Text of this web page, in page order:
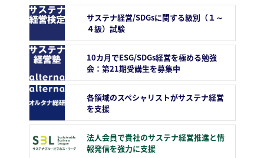
サステナ経営/SDGsに関する級別（１～
４級）試験
10カ月でESG/SDGs経営を極める勉強
会：第21期受講生を募集中
各領域のスペシャリストがサステナ経営
を支援
法人会員で貴社のサステナ経営推進と情
報発信を強力に支援